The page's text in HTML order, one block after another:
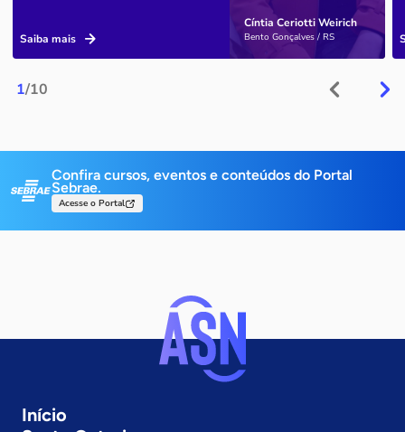
1/10
Cíntia Ceriotti Weirich
Bento Gonçalves / RS
Saiba mais
Confira cursos, eventos e conteúdos do Portal
Sebrae.
Acesse o Portal
Início